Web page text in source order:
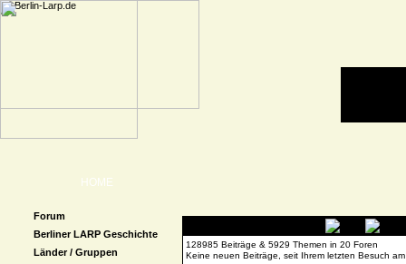
HOME
Forum
Berliner LARP Geschichte
Länder / Gruppen
128985 Beiträge & 5929 Themen in 20 Foren
Keine neuen Beiträge, seit Ihrem letzten Besuch